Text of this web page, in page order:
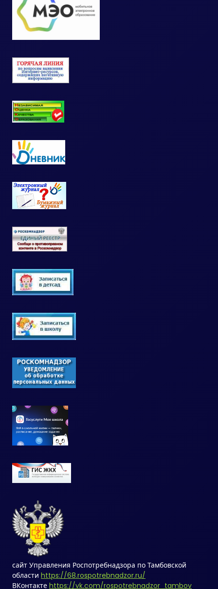
сайт Управления Роспотребнадзора по Тамбовской
области https://68.rospotrebnadzor.ru/
ВКонтакте https://vk.com/rospotrebnadzor_tambov